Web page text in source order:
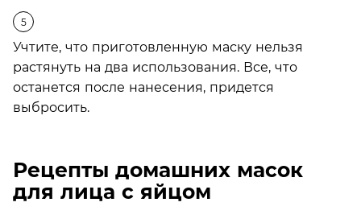
Учтите, что приготовленную маску нельзя
растянуть на два использования. Все, что
останется после нанесения, придется
выбросить.
Рецепты домашних масок
для лица с яйцом